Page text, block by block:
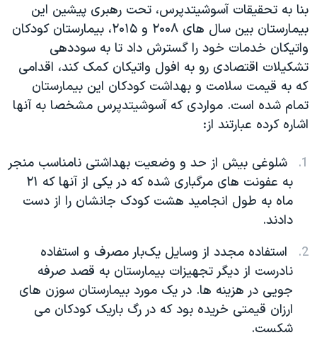
بنا به تحقیقات آسوشیتدپرس، تحت رهبری پیشین این
بیمارستان بین سال های ۲۰۰۸ و ۲۰۱۵، بیمارستان کودکان
واتیکان خدمات خود را گسترش داد تا به سوددهی
تشکیلات اقتصادی رو به افول واتیکان کمک کند، اقدامی
که به قیمت سلامت و بهداشت کودکان این بیمارستان
تمام شده است. مواردی که آسوشیتدپرس مشخصا به آنها
اشاره کرده عبارتند از:
شلوغی بیش از حد و وضعیت بهداشتی نامناسب منجر
به عفونت های مرگباری شده که در یکی از آنها که ۲۱
ماه به طول انجامید هشت کودک جانشان را از دست
دادند.
استفاده مجدد از وسایل یک‌بار مصرف و استفاده
نادرست از دیگر تجهیزات بیمارستان به قصد صرفه
جویی در هزینه ها. در یک مورد بیمارستان سوزن های
ارزان قیمتی خریده بود که در رگ باریک کودکان می
شکست.